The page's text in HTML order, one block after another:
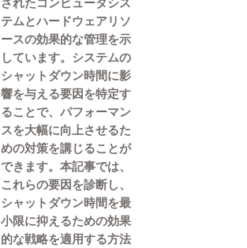
テムとハードウェアリソ
ースの効果的な管理を示
しています。システムの
シャットダウン時間に影
響を与える要因を特定す
ることで、パフォーマン
スを大幅に向上させるた
めの対策を講じることが
できます。本記事では、
これらの要因を診断し、
シャットダウン時間を最
小限に抑えるための効果
的な戦略を適用する方法